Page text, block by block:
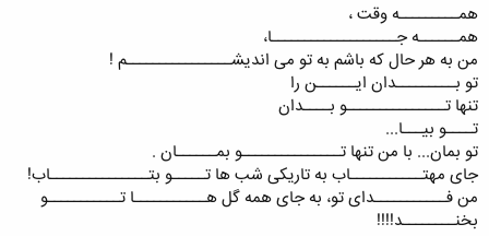
همـــــــــه وقت ،
همــــــه جـــــــــــــــــــا،
من به هر حال که باشم به تو می اندیشــــــــــــــــم !
تو بـــــــــدان ایــــــن را
تنها تـــــــــــــــو بــــدان
تــــو بیـــا...
تو بمان... با من تنها تـــــــــــــــو بمــــــان .
جای مهتـــــــــــاب به تاریکی شب ها تـــــو بتـــــــــــــــاب!
من فـــــــــــدای تو، به جای همه گل هـــــــــــا تـــــــــــو
بخنــــــــد!!!!